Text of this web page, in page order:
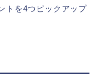
トを4つピックアップ